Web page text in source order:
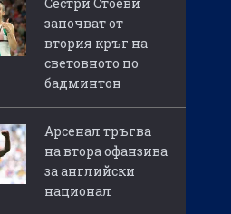
започват от
втория кръг на
световното по
бадминтон
Арсенал тръгва
на втора офанзива
за английски
национал